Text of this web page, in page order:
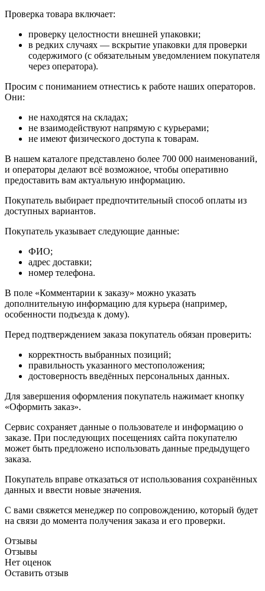
Проверка товара включает:
проверку целостности внешней упаковки;
в редких случаях — вскрытие упаковки для проверки
содержимого (с обязательным уведомлением покупателя
через оператора).
Просим с пониманием отнестись к работе наших операторов.
Они:
не находятся на складах;
не взаимодействуют напрямую с курьерами;
не имеют физического доступа к товарам.
В нашем каталоге представлено более 700 000 наименований,
и операторы делают всё возможное, чтобы оперативно
предоставить вам актуальную информацию.
Покупатель выбирает предпочтительный способ оплаты из
доступных вариантов.
Покупатель указывает следующие данные:
ФИО;
адрес доставки;
номер телефона.
В поле «Комментарии к заказу» можно указать
дополнительную информацию для курьера (например,
особенности подъезда к дому).
Перед подтверждением заказа покупатель обязан проверить:
корректность выбранных позиций;
правильность указанного местоположения;
достоверность введённых персональных данных.
Для завершения оформления покупатель нажимает кнопку
«Оформить заказ».
Сервис сохраняет данные о пользователе и информацию о
заказе. При последующих посещениях сайта покупателю
может быть предложено использовать данные предыдущего
заказа.
Покупатель вправе отказаться от использования сохранённых
данных и ввести новые значения.
С вами свяжется менеджер по сопровождению, который будет
на связи до момента получения заказа и его проверки.
Отзывы
Отзывы
Нет оценок
Оставить отзыв